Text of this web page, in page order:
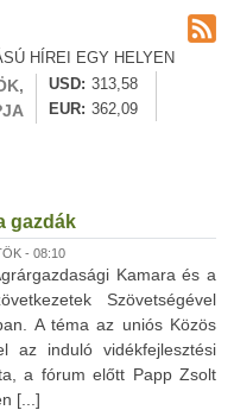
HÍREI EGY HELYEN
USD
313,58
EUR
362,09
gazdák
- 08:10
Kamara és a
Szövetségével
A téma az uniós Közös
az induló vidékfejlesztési
a fórum előtt Papp Zsolt
[...]